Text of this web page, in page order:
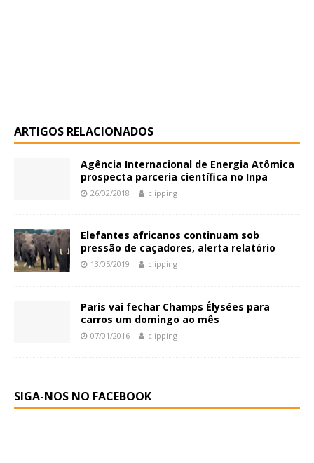
ARTIGOS RELACIONADOS
Agência Internacional de Energia Atômica
prospecta parceria científica no Inpa
26/02/2018 clipping
Elefantes africanos continuam sob
pressão de caçadores, alerta relatório
13/05/2019 clipping
Paris vai fechar Champs Élysées para
carros um domingo ao mês
07/01/2016 clipping
SIGA-NOS NO FACEBOOK